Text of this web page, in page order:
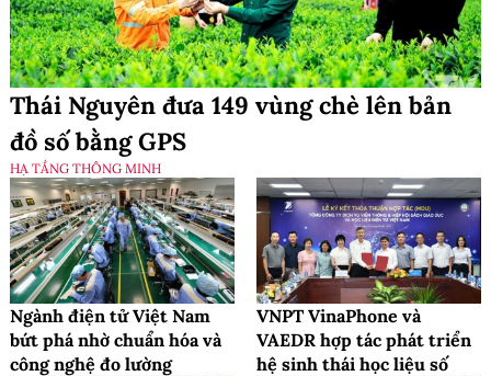
Thái Nguyên đưa 149 vùng chè lên bản
đồ số bằng GPS
HẠ TẦNG THÔNG MINH
Ngành điện tử Việt Nam
bứt phá nhờ chuẩn hóa và
công nghệ đo lường
VNPT VinaPhone và
VAEDR hợp tác phát triển
hệ sinh thái học liệu số